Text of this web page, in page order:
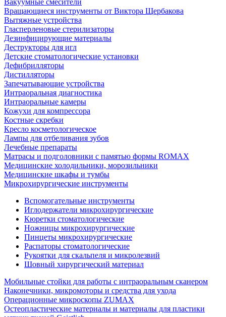
Вращающиеся инструменты от Виктора Щербакова
Вытяжные устройства
Гласперленовые стерилизаторы
Дезинфицирующие материалы
Деструкторы для игл
Детские стоматологические установки
Дефибрилляторы
Дистилляторы
Запечатывающие устройства
Интраоральная диагностика
Интраоральные камеры
Кожухи для компрессора
Костные скребки
Кресло косметологическое
Лампы для отбеливания зубов
Лечебные препараты
Матрасы и подголовники с памятью формы ROMAX
Медицинские холодильники, морозильники
Медицинские шкафы и тумбы
Микрохирургические инструменты
Вспомогательные инструменты
Иглодержатели микрохирургические
Кюретки стоматологические
Ножницы микрохирургические
Пинцеты микрохирургические
Распаторы стоматологические
Рукоятки для скальпеля и микролезвий
Шовный хирургический материал
Мобильные стойки для работы с интраоральным сканером
Наконечники, микромоторы и средства для ухода
Операционные микроскопы ZUMAX
Остеопластические материалы и материалы для пластики